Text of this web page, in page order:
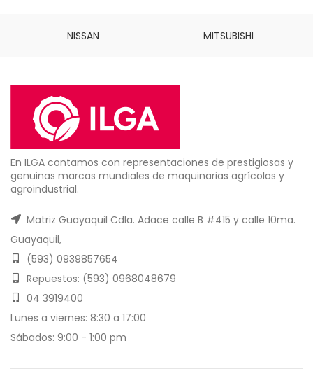
NISSAN MITSUBISHI
En ILGA contamos con representaciones de prestigiosas y
genuinas marcas mundiales de maquinarias agrícolas y
agroindustrial.
Matriz Guayaquil Cdla. Adace calle B #415 y calle 10ma.
Guayaquil,
(593) 0939857654
Repuestos: (593) 0968048679
04 3919400
Lunes a viernes: 8:30 a 17:00
Sábados: 9:00 - 1:00 pm